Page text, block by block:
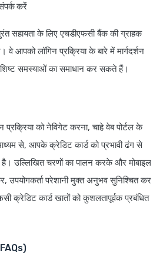
करें
सहायता के लिए एचडीएफसी बैंक की ग्राहक
वे आपको लॉगिन प्रक्रिया के बारे में मार्गदर्शन
समस्याओं का समाधान कर सकते हैं।
प्रक्रिया को नेविगेट करना, चाहे वेब पोर्टल के
से, आपके क्रेडिट कार्ड को प्रभावी ढंग से
है। उल्लिखित चरणों का पालन करके और मोबाइल
उपयोगकर्ता परेशानी मुक्त अनुभव सुनिश्चित कर
क्रेडिट कार्ड खातों को कुशलतापूर्वक प्रबंधित